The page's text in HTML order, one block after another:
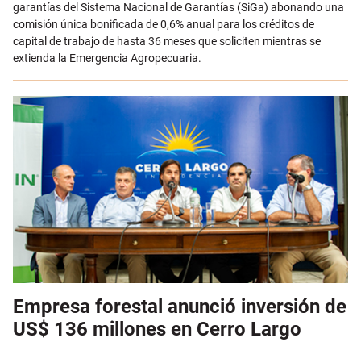
garantías del Sistema Nacional de Garantías (SiGa) abonando una
comisión única bonificada de 0,6% anual para los créditos de
capital de trabajo de hasta 36 meses que soliciten mientras se
extienda la Emergencia Agropecuaria.
Empresa forestal anunció inversión de
US$ 136 millones en Cerro Largo